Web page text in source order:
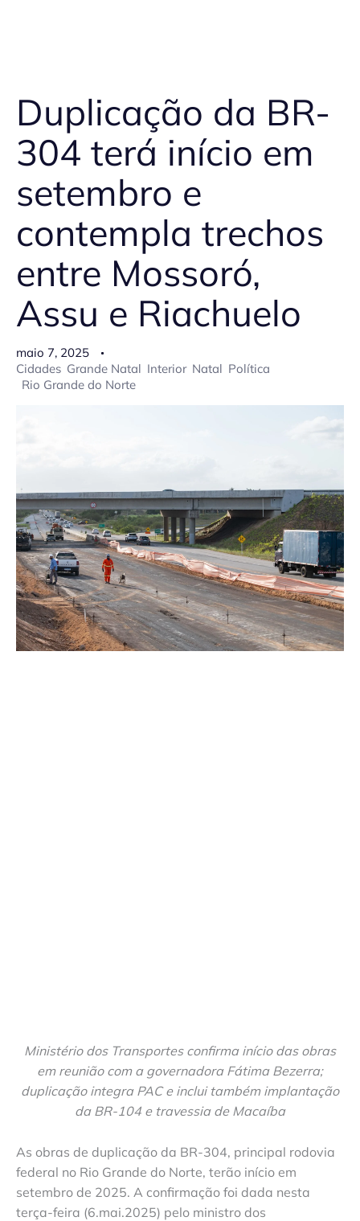
Duplicação da BR-
304 terá início em
setembro e
contempla trechos
entre Mossoró,
Assu e Riachuelo
maio 7, 2025
Cidades Grande Natal Interior Natal Política
Rio Grande do Norte
Ministério dos Transportes confirma início das obras
em reunião com a governadora Fátima Bezerra;
duplicação integra PAC e inclui também implantação
da BR-104 e travessia de Macaíba
As obras de duplicação da BR-304, principal rodovia
federal no Rio Grande do Norte, terão início em
setembro de 2025. A confirmação foi dada nesta
terça-feira (6.mai.2025) pelo ministro dos